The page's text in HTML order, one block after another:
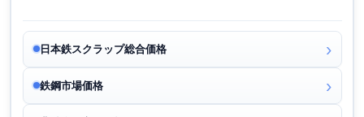
日本鉄スクラップ総合価格
鉄鋼市場価格